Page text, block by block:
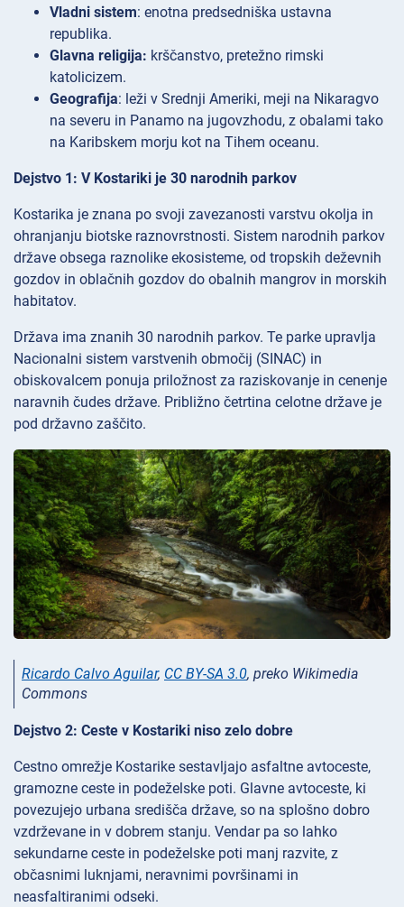
Vladni sistem: enotna predsedniška ustavna
republika.
Glavna religija: krščanstvo, pretežno rimski
katolicizem.
Geografija: leži v Srednji Ameriki, meji na Nikaragvo
na severu in Panamo na jugovzhodu, z obalami tako
na Karibskem morju kot na Tihem oceanu.
Dejstvo 1: V Kostariki je 30 narodnih parkov
Kostarika je znana po svoji zavezanosti varstvu okolja in
ohranjanju biotske raznovrstnosti. Sistem narodnih parkov
države obsega raznolike ekosisteme, od tropskih deževnih
gozdov in oblačnih gozdov do obalnih mangrov in morskih
habitatov.
Država ima znanih 30 narodnih parkov. Te parke upravlja
Nacionalni sistem varstvenih območij (SINAC) in
obiskovalcem ponuja priložnost za raziskovanje in cenenje
naravnih čudes države. Približno četrtina celotne države je
pod državno zaščito.
Ricardo Calvo Aguilar, CC BY-SA 3.0, preko Wikimedia
Commons
Dejstvo 2: Ceste v Kostariki niso zelo dobre
Cestno omrežje Kostarike sestavljajo asfaltne avtoceste,
gramozne ceste in podeželske poti. Glavne avtoceste, ki
povezujejo urbana središča države, so na splošno dobro
vzdrževane in v dobrem stanju. Vendar pa so lahko
sekundarne ceste in podeželske poti manj razvite, z
občasnimi luknjami, neravnimi površinami in
neasfaltiranimi odseki.